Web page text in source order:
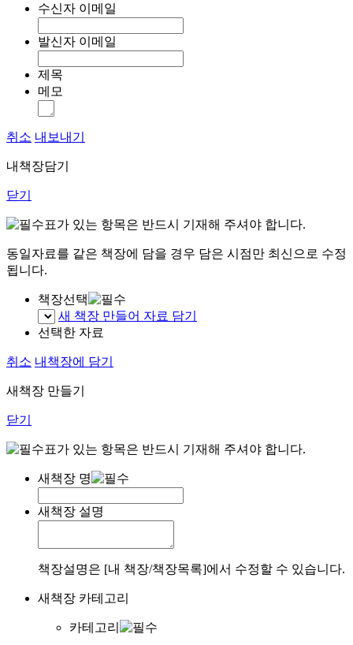
수신자 이메일
발신자 이메일
제목
메모
취소 내보내기
내책장담기
닫기
표가 있는 항목은 반드시 기재해 주셔야 합니다.
동일자료를 같은 책장에 담을 경우 담은 시점만 최신으로 수정
됩니다.
책장선택
새 책장 만들어 자료 담기
선택한 자료
취소 내책장에 담기
새책장 만들기
닫기
표가 있는 항목은 반드시 기재해 주셔야 합니다.
새책장 명
새책장 설명
책장설명은 [내 책장/책장목록]에서 수정할 수 있습니다.
새책장 카테고리
카테고리